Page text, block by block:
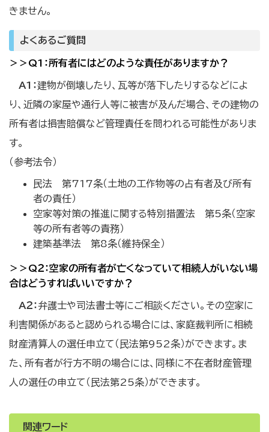
きません。
よくあるご質問
＞＞Q1：所有者にはどのような責任がありますか？
A1：建物が倒壊したり、瓦等が落下したりするなどによ
り、近隣の家屋や通行人等に被害が及んだ場合、その建物の
所有者は損害賠償など管理責任を問われる可能性がありま
す。
（参考法令）
民法 第717条（土地の工作物等の占有者及び所有
者の責任）
空家等対策の推進に関する特別措置法 第5条（空家
等の所有者等の責務）
建築基準法 第8条（維持保全）
＞＞Q２：空家の所有者が亡くなっていて相続人がいない場
合はどうすればいいですか？
A２：弁護士や司法書士等にご相談ください。その空家に
利害関係があると認められる場合には、家庭裁判所に相続
財産清算人の選任申立て（民法第952条）ができます。ま
た、所有者が行方不明の場合には、同様に不在者財産管理
人の選任の申立て（民法第25条）ができます。
関連ワード